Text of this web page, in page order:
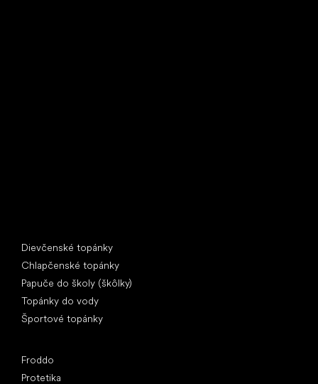
Dievčenské topánky
Chlapčenské topánky
Papuče do školy (škôlky)
Topánky do vody
Športové topánky
Froddo
Protetika